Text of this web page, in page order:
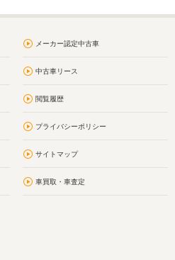
メーカー認定中古車
中古車リース
閲覧履歴
プライバシーポリシー
サイトマップ
車買取・車査定